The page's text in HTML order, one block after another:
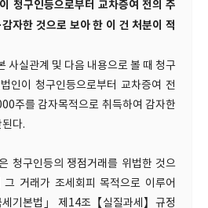
청구인등으로부터 교차증여 전의 주
자한 것으로 보아 한 이 건 처분이 적
사실관계 및 다음 내용으로 볼 때 청구
인이 청구인등으로부터 교차증여 전
주를 감자목적으로 취득하여 감자한
다.
청구인등의 쟁점거래를 위법한 것으
거래가 조세회피 목적으로 이루어
기본법」 제14조【실질과세】규정